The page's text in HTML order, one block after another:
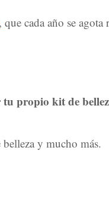
, que cada año se agota
propio kit de
y mucho más.